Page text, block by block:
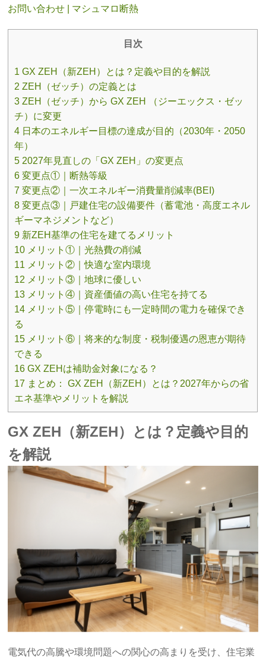
お問い合わせ | マシュマロ断熱
目次
1 GX ZEH（新ZEH）とは？定義や目的を解説
2 ZEH（ゼッチ）の定義とは
3 ZEH（ゼッチ）から GX ZEH （ジーエックス・ゼッ
チ）に変更
4 日本のエネルギー目標の達成が目的（2030年・2050
年）
5 2027年見直しの「GX ZEH」の変更点
6 変更点①｜断熱等級
7 変更点②｜一次エネルギー消費量削減率(BEI)
8 変更点③｜戸建住宅の設備要件（蓄電池・高度エネル
ギーマネジメントなど）
9 新ZEH基準の住宅を建てるメリット
10 メリット①｜光熱費の削減
11 メリット②｜快適な室内環境
12 メリット③｜地球に優しい
13 メリット④｜資産価値の高い住宅を持てる
14 メリット⑤｜停電時にも一定時間の電力を確保でき
る
15 メリット⑥｜将来的な制度・税制優遇の恩恵が期待
できる
16 GX ZEHは補助金対象になる？
17 まとめ： GX ZEH（新ZEH）とは？2027年からの省
エネ基準やメリットを解説
GX ZEH（新ZEH）とは？定義や目的
を解説
電気代の高騰や環境問題への関心の高まりを受け、住宅業